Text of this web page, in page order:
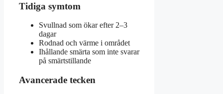
Tidiga symtom
Svullnad som ökar efter 2–3
dagar
Rodnad och värme i området
Ihållande smärta som inte svarar
på smärtstillande
Avancerade tecken